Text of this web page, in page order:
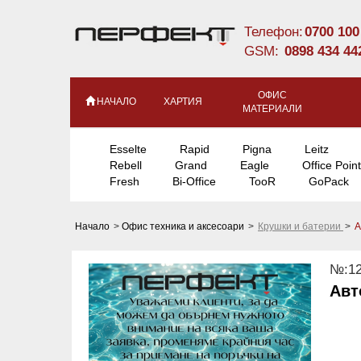
Телефон:0700
GSM: 0898 434
НАЧАЛО ХАРТИЯ
ОФИС
МАТЕРИАЛИ
Esselte Rapid Pigna
Leitz
Rebell
Grand Eagle
Office Point
Fresh
Bi-Office TooR GoPack
Начало > Офис техника и аксесоари > Крушки и батерии >